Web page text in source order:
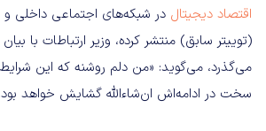
اقتصاد دیجیتال در شبکه‌های اجتماعی داخلی
(توییتر سابق) منتشر کرده، وزیر ارتباطات با
می‌گذرد، می‌گوید: «من دلم روشنه که این
سخت در ادامه‌اش ان‌شاءالله گشایش خواهد